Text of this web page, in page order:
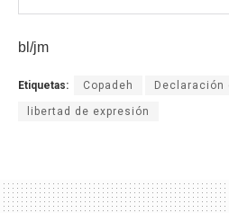
bl/jm
Etiquetas: Copadeh Declaración
libertad de expresión